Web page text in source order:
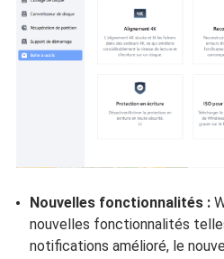
Nouvelles fonctionnalités :
nouvelles fonctionnalités
notifications amélioré, le